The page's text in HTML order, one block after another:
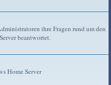
ihre Fragen rund um den
beantwortet.
Home Server